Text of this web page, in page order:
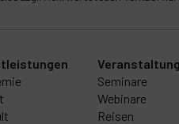
Seminare
Webinare
Reisen